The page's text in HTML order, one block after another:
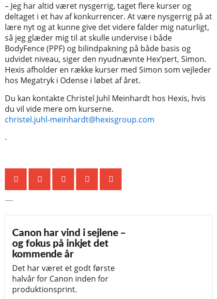
– Jeg har altid været nysgerrig, taget flere kurser og
deltaget i et hav af konkurrencer. At være nysgerrig på at
lære nyt og at kunne give det videre falder mig naturligt,
så jeg glæder mig til at skulle undervise i både
BodyFence (PPF) og bilindpakning på både basis og
udvidet niveau, siger den nyudnævnte Hex’pert, Simon.
Hexis afholder en række kurser med Simon som vejleder
hos Megatryk i Odense i løbet af året.
Du kan kontakte Christel Juhl Meinhardt hos Hexis, hvis
du vil vide mere om kurserne.
christel.juhl-meinhardt@hexisgroup.com
.
Canon har vind i sejlene –
og fokus på inkjet det
kommende år
Det har været et godt første
halvår for Canon inden for
produktionsprint.